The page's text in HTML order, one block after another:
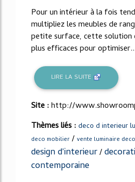
Pour un intérieur à la fois
multipliez les meubles de
petite surface, cette solution
plus efficaces pour
LIRE LA SUITE
Site :http://
Thèmes liés : deco d interieur
deco mobilier / vente luminaire deco
design d'interieur/
contemporaine